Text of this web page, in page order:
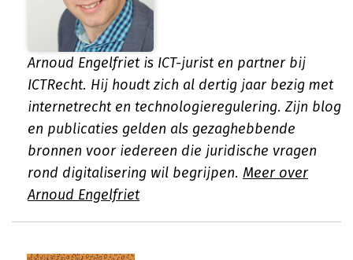
Arnoud Engelfriet is ICT-jurist en partner bij
ICTRecht. Hij houdt zich al dertig jaar bezig met
internetrecht en technologieregulering. Zijn blog
en publicaties gelden als gezaghebbende
bronnen voor iedereen die juridische vragen
rond digitalisering wil begrijpen. Meer over
Arnoud Engelfriet